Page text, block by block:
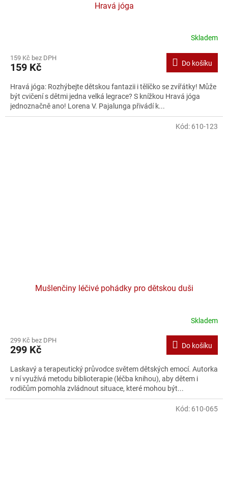
Hravá jóga
Skladem
159 Kč bez DPH
159 Kč Do košíku
Hravá jóga: Rozhýbejte dětskou fantazii i tělíčko se zvířátky! Může
být cvičení s dětmi jedna velká legrace? S knížkou Hravá jóga
jednoznačně ano! Lorena V. Pajalunga přivádí k...
Mušlenčiny léčivé pohádky pro dětskou duši
Skladem
299 Kč bez DPH
299 Kč Do košíku
Laskavý a terapeutický průvodce světem dětských emocí. Autorka
v ní využívá metodu biblioterapie (léčba knihou), aby dětem i
rodičům pomohla zvládnout situace, které mohou být...
Kód: 610-123
Kód: 610-065